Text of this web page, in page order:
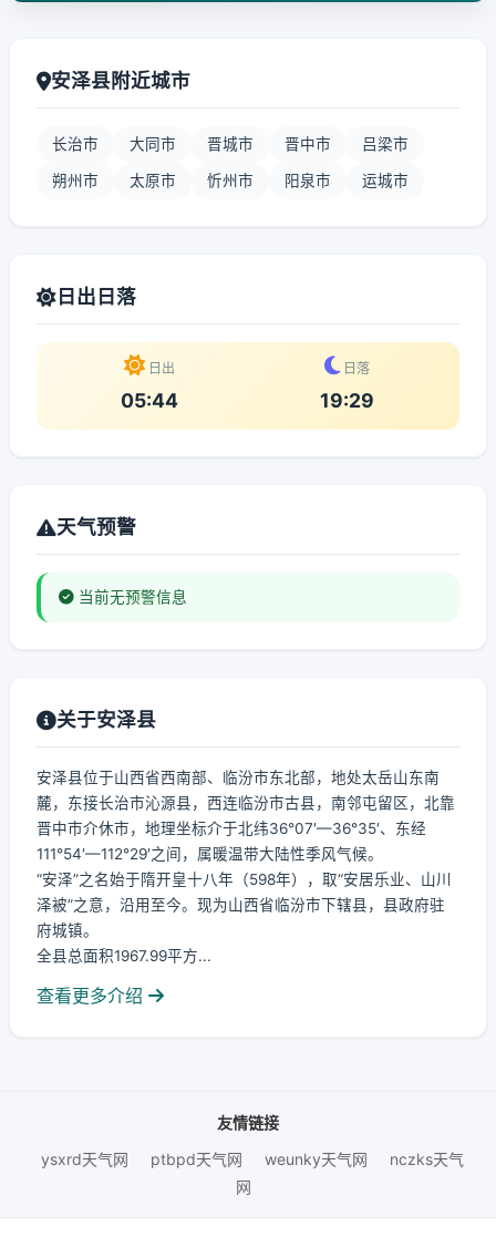
安泽县附近城市
长治市 大同市 晋城市 晋中市 吕梁市
朔州市 太原市 忻州市 阳泉市 运城市
日出日落
日出
05:44
日落
19:29
天气预警
当前无预警信息
关于安泽县
安泽县位于山西省西南部、临汾市东北部，地处太岳山东南
麓，东接长治市沁源县，西连临汾市古县，南邻屯留区，北靠
晋中市介休市，地理坐标介于北纬36°07′—36°35′、东经
111°54′—112°29′之间，属暖温带大陆性季风气候。
“安泽”之名始于隋开皇十八年（598年），取“安居乐业、山川
泽被”之意，沿用至今。现为山西省临汾市下辖县，县政府驻
府城镇。
全县总面积1967.99平方...
查看更多介绍
友情链接
ysxrd天气网
ptbpd天气网 weunky天气网
nczks天气
网